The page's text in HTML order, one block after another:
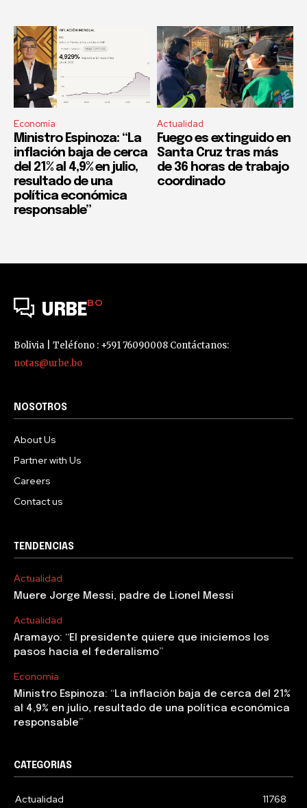
Economía
Ministro Espinoza: “La
inflación baja de cerca
del 21% al 4,9% en julio,
resultado de una
política económica
responsable”
Actualidad
Fuego es extinguido en
Santa Cruz tras más
de 36 horas de trabajo
coordinado
URBEBO
Bolivia | Teléfono : +591 76090008 Contáctanos:
notas@urbe.bo
NOSOTROS
About Us
Partner with Us
Careers
Contact us
TENDENCIAS
Actualidad
Muere Jorge Messi, padre de Lionel Messi
Actualidad
Aramayo: “El presidente quiere que iniciemos los
pasos hacia el federalismo”
Economía
Ministro Espinoza: “La inflación baja de cerca del 21%
al 4,9% en julio, resultado de una política económica
responsable”
CATEGORIAS
Actualidad 11768